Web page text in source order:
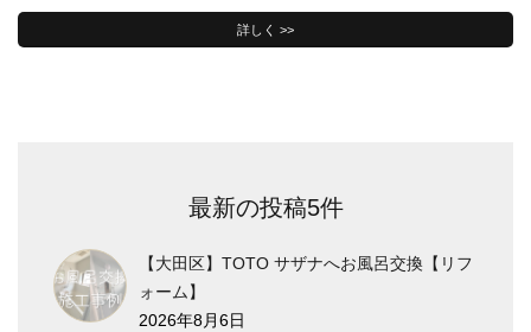
詳しく >>
最新の投稿5件
【大田区】TOTO サザナへお風呂交換【リフ
ォーム】
2026年8月6日